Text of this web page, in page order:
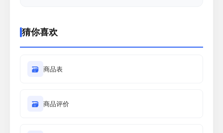
猜你喜欢
🗃 商品表
🗃 商品评价